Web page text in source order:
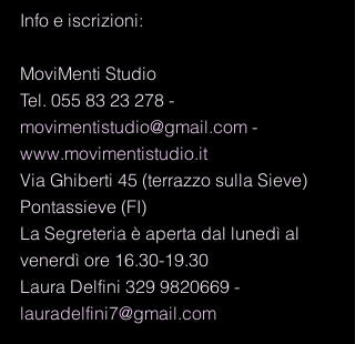
Info e iscrizioni:
MoviMenti Studio
Tel. 055 83 23 278 -
movimentistudio@gmail.com -
www.movimentistudio.it
Via Ghiberti 45 (terrazzo sulla Sieve)
Pontassieve (FI)
La Segreteria è aperta dal lunedì al
venerdì ore 16.30-19.30
Laura Delfini 329 9820669 -
lauradelfini7@gmail.com